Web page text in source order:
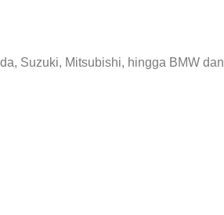
Suzuki, Mitsubishi, hingga BMW dan